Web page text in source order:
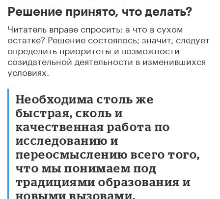
Решение принято, что делать?
Читатель вправе спросить: а что в сухом
остатке? Решение состоялось; значит, следует
определить приоритеты и возможности
созидательной деятельности в изменившихся
условиях.
Необходима столь же
быстрая, сколь и
качественная работа по
исследованию и
переосмыслению всего того,
что мы понимаем под
традициями образования и
новыми вызовами,